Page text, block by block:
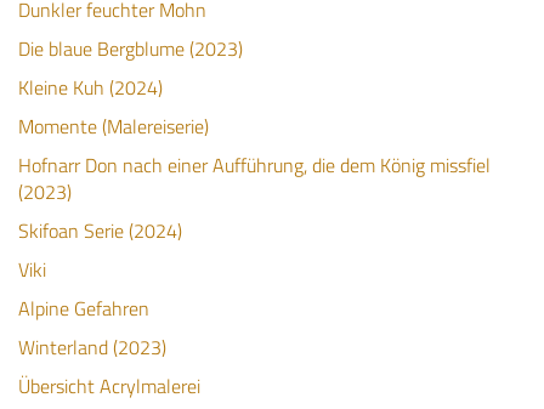
Dunkler feuchter Mohn
Die blaue Bergblume (2023)
Kleine Kuh (2024)
Momente (Malereiserie)
Hofnarr Don nach einer Aufführung, die dem König missfiel
(2023)
Skifoan Serie (2024)
Viki
Alpine Gefahren
Winterland (2023)
Übersicht Acrylmalerei